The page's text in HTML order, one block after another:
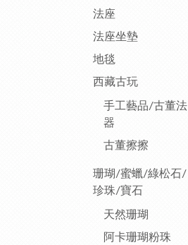
法座
法座坐墊
地毯
西藏古玩
手工藝品/古董法
器
古董擦擦
珊瑚/蜜蠟/綠松石/
珍珠/寶石
天然珊瑚
阿卡珊瑚粉珠